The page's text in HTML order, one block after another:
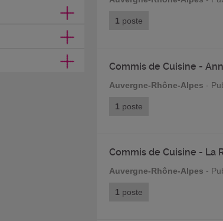
1 poste
Commis de Cuisine -
Auvergne-Rhône-Alpes -
1 poste
Commis de Cuisine - La
Auvergne-Rhône-Alpes -
1 poste